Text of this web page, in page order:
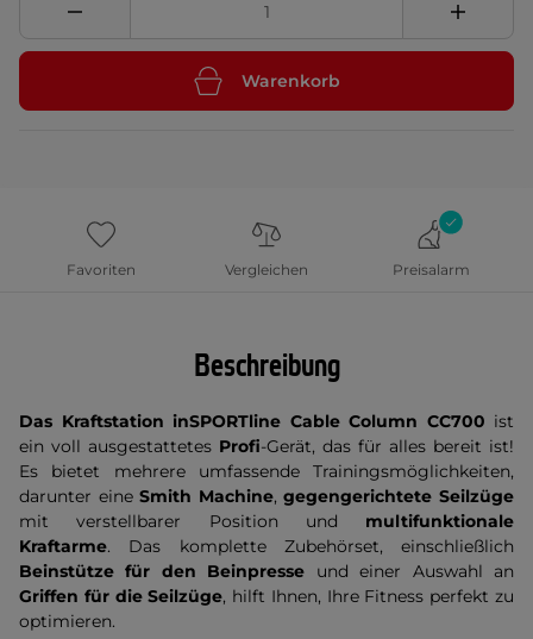
Warenkorb
Favoriten Vergleichen Preisalarm
Beschreibung
Das Kraftstation inSPORTline Cable Column CC700 ist
ein voll ausgestattetes Profi-Gerät, das für alles bereit ist!
Es bietet mehrere umfassende Trainingsmöglichkeiten,
darunter eineSmith Machine,gegengerichtete Seilzüge
mit verstellbarer Position und multifunktionale
Kraftarme. Das komplette Zubehörset, einschließlich
Beinstütze für den Beinpresse und einer Auswahl an
Griffen für die Seilzüge, hilft Ihnen, Ihre Fitness perfekt zu
optimieren.